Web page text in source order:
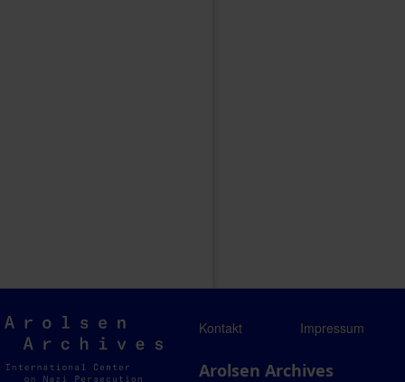
Arolsen
Archives
Kontakt Impressum
Arolsen Archives